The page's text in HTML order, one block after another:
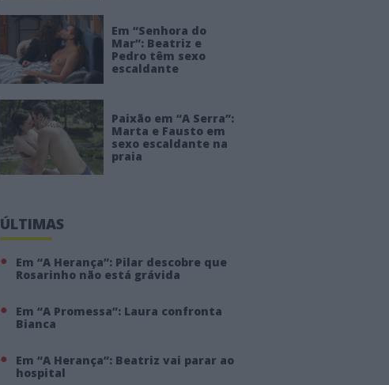
Em “Senhora do
Mar”: Beatriz e
Pedro têm sexo
escaldante
Paixão em “A Serra”:
Marta e Fausto em
sexo escaldante na
praia
ÚLTIMAS
Em “A Herança”: Pilar descobre que
Rosarinho não está grávida
Em “A Promessa”: Laura confronta
Bianca
Em “A Herança”: Beatriz vai parar ao
hospital